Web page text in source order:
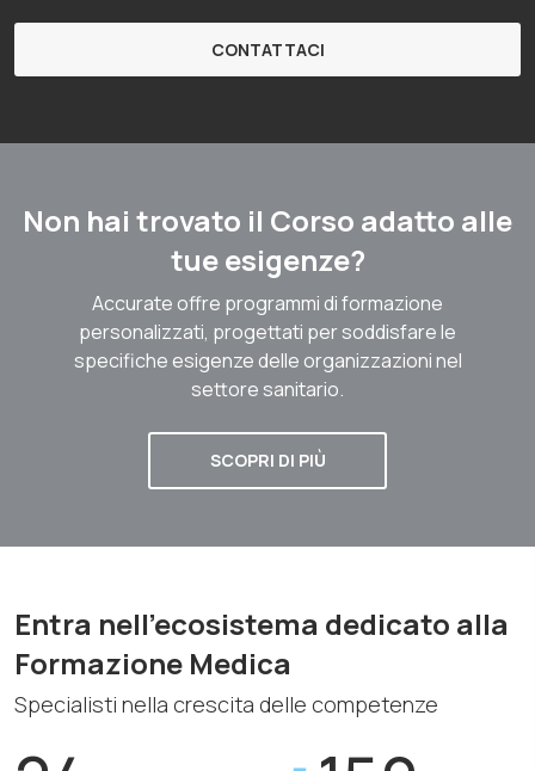
CONTATTACI
Non hai trovato il Corso adatto alle
tue esigenze?
Accurate offre programmi di formazione
personalizzati, progettati per soddisfare le
specifiche esigenze delle organizzazioni nel
settore sanitario.
SCOPRI DI PIÙ
Entra nell'ecosistema dedicato alla
Formazione Medica
Specialisti nella crescita delle competenze